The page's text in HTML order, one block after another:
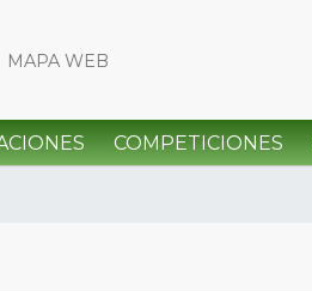
MAPA WEB
COMPETICIONES